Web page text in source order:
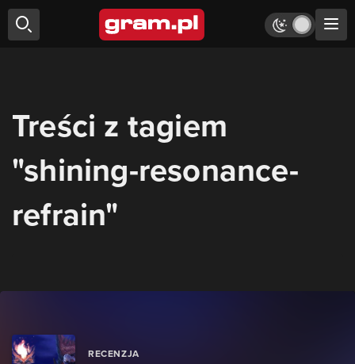
Treści z tagiem
"shining-resonance-
refrain"
RECENZJA